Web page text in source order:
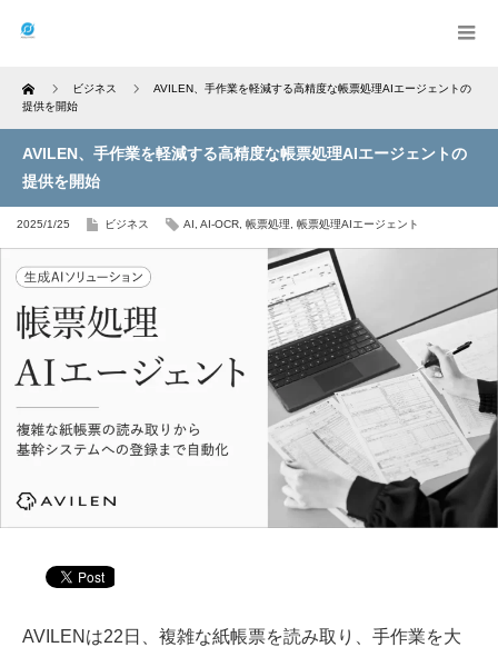
Home ビジネス
AVILEN、手作業を軽減する高精度な帳票処理AIエージェントの
提供を開始
AVILEN、手作業を軽減する高精度な帳票処理AIエージェントの
提供を開始
2025/1/25 ビジネス AI AI-OCR 帳票処理 帳票処理AIエージェント
AVILENは22日、複雑な紙帳票を読み取り、手作業を大